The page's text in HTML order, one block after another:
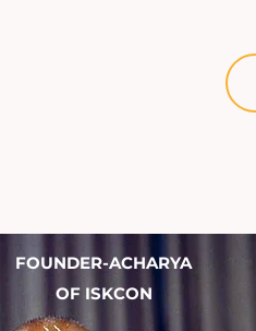
FOUNDER-ACHARYA
OF ISKCON